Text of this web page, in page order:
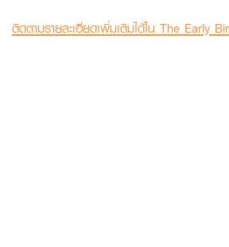
ติดตามรายละเอียดเพิ่มเติมได้ใน The Early